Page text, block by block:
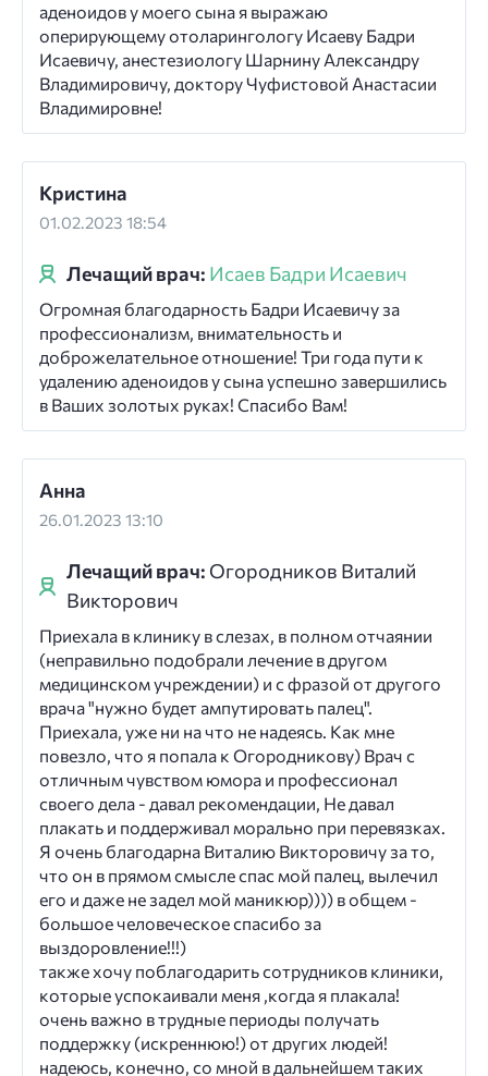
аденоидов у моего сына я выражаю
оперирующему отоларингологу Исаеву Бадри
Исаевичу, анестезиологу Шарнину Александру
Владимировичу, доктору Чуфистовой Анастасии
Владимировне!
Кристина
01.02.2023 18:54
Лечащий врач: Исаев Бадри Исаевич
Огромная благодарность Бадри Исаевичу за
профессионализм, внимательность и
доброжелательное отношение! Три года пути к
удалению аденоидов у сына успешно завершились
в Ваших золотых руках! Спасибо Вам!
Анна
26.01.2023 13:10
Лечащий врач: Огородников Виталий
Викторович
Приехала в клинику в слезах, в полном отчаянии
(неправильно подобрали лечение в другом
медицинском учреждении) и с фразой от другого
врача "нужно будет ампутировать палец".
Приехала, уже ни на что не надеясь. Как мне
повезло, что я попала к Огородникову) Врач с
отличным чувством юмора и профессионал
своего дела - давал рекомендации, Не давал
плакать и поддерживал морально при перевязках.
Я очень благодарна Виталию Викторовичу за то,
что он в прямом смысле спас мой палец, вылечил
его и даже не задел мой маникюр)))) в общем -
большое человеческое спасибо за
выздоровление!!!)
также хочу поблагодарить сотрудников клиники,
которые успокаивали меня ,когда я плакала!
очень важно в трудные периоды получать
поддержку (искреннюю!) от других людей!
надеюсь, конечно, со мной в дальнейшем таких